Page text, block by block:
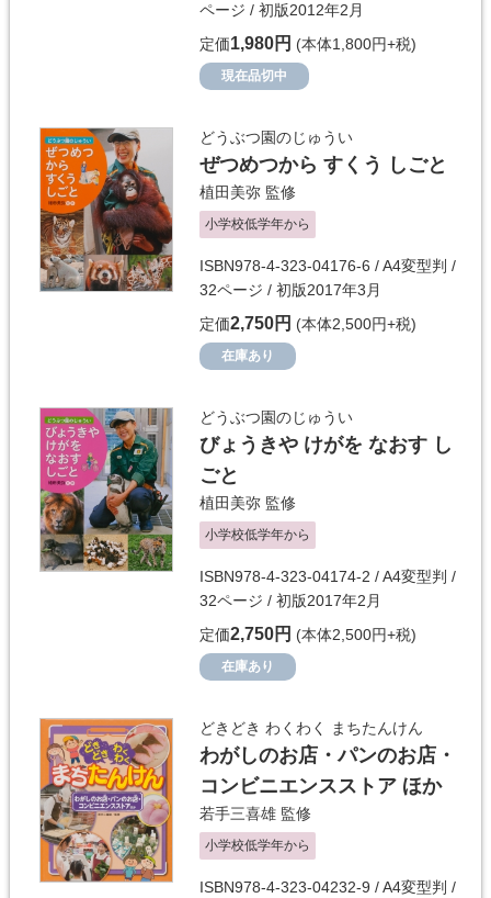
ページ / 初版2012年2月
定価1,980円 (本体1,800円+税)
現在品切中
どうぶつ園のじゅうい
ぜつめつから すくう しごと
植田美弥 監修
小学校低学年から
ISBN978-4-323-04176-6 / A4変型判 /
32ページ / 初版2017年3月
定価2,750円 (本体2,500円+税)
在庫あり
どうぶつ園のじゅうい
びょうきや けがを なおす し
ごと
植田美弥 監修
小学校低学年から
ISBN978-4-323-04174-2 / A4変型判 /
32ページ / 初版2017年2月
定価2,750円 (本体2,500円+税)
在庫あり
どきどき わくわく まちたんけん
わがしのお店・パンのお店・
コンビニエンスストア ほか
若手三喜雄 監修
小学校低学年から
ISBN978-4-323-04232-9 / A4変型判 /